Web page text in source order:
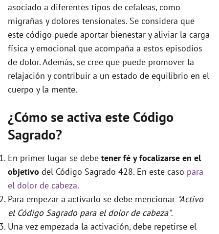
asociado a diferentes tipos de cefaleas, como
migrañas y dolores tensionales. Se considera que
este código puede aportar bienestar y aliviar la carga
física y emocional que acompaña a estos episodios
de dolor. Además, se cree que puede promover la
relajación y contribuir a un estado de equilibrio en el
cuerpo y la mente.
¿Cómo se activa este Código
Sagrado?
En primer lugar se debe tener fé y focalizarse en el
objetivo del Código Sagrado 428. En este caso para
el dolor de cabeza.
Para empezar a activarlo se debe mencionar "Activo
el Código Sagrado para el dolor de cabeza".
Una vez empezada la activación, debe repetirse el